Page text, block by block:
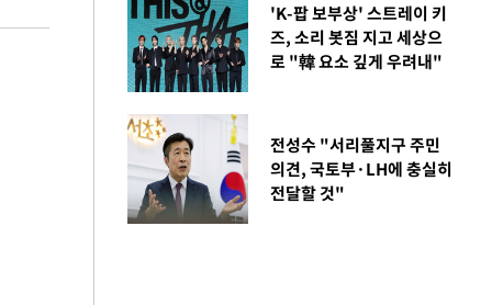
'K-팝 보부상' 스트레이 키
즈, 소리 봇짐 지고 세상으
로 "韓 요소 깊게 우려내"
전성수 "서리풀지구 주민
의견, 국토부·LH에 충실히
전달할 것"